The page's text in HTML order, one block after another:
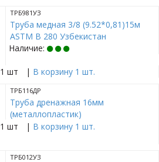
ТРБ981УЗ
Труба медная 3/8 (9.52*0,81)15м
ASTM B 280 Узбекистан
шт | В корзину 1 шт.
Наличие:
ТРБ116ДР
Труба дренажная 16мм
(металлопластик)
шт | В корзину 1 шт.
ТРБ012УЗ